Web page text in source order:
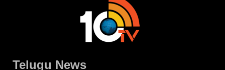
Telugu News